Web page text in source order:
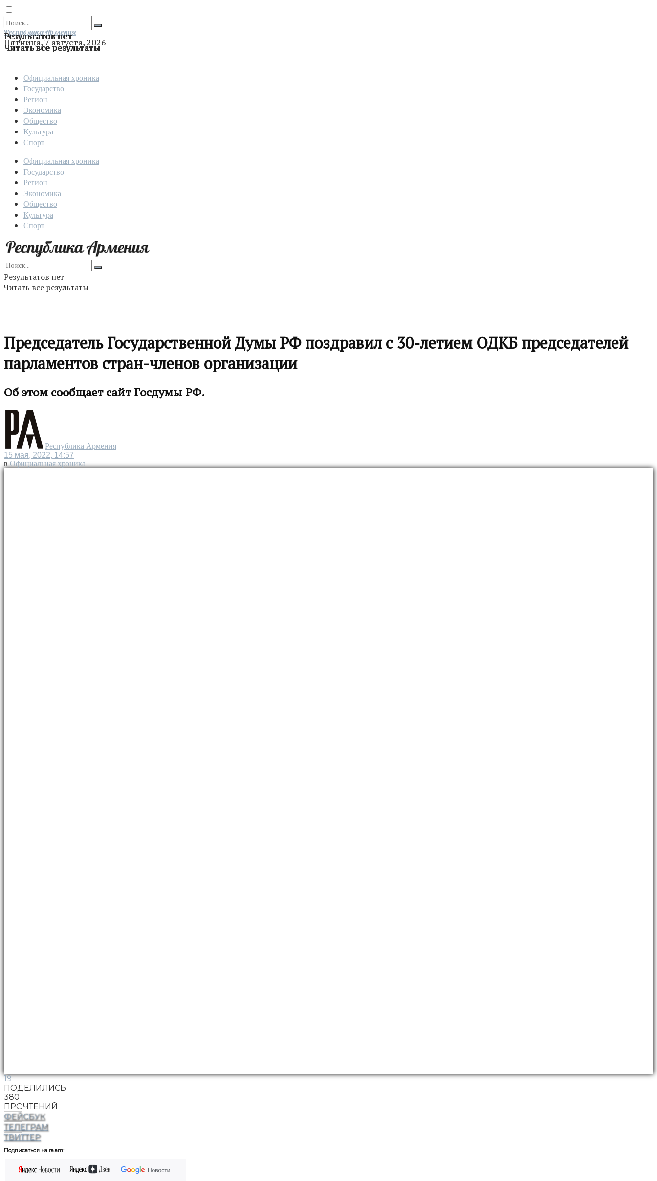
Результатов нет
Читать все результаты
Отправить
Республика Армения
Пятница, 7 августа, 2026
Официальная хроника
Государство
Регион
Экономика
Общество
Культура
Спорт
Официальная хроника
Государство
Регион
Экономика
Общество
Культура
Спорт
Результатов нет
Читать все результаты
Председатель Государственной Думы РФ поздравил с 30-летием ОДКБ председателей
парламентов стран-членов организации
Об этом сообщает сайт Госдумы РФ.
Республика Армения
15 мая, 2022, 14:57
в Официальная хроника
19
ПОДЕЛИЛИСЬ
380
ПРОЧТЕНИЙ
ФЕЙСБУК
ТЕЛЕГРАМ
ТВИТТЕР
Подписаться на ra.am: